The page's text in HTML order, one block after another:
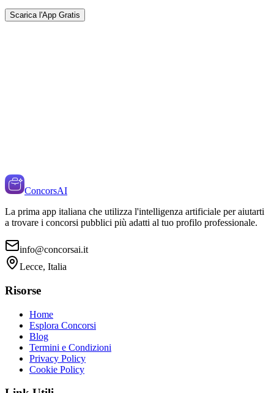
Scarica l'App Gratis
ConcorsAI
La prima app italiana che utilizza l'intelligenza artificiale per aiutarti
a trovare i concorsi pubblici più adatti al tuo profilo professionale.
info@concorsai.it
Lecce, Italia
Risorse
Home
Esplora Concorsi
Blog
Termini e Condizioni
Privacy Policy
Cookie Policy